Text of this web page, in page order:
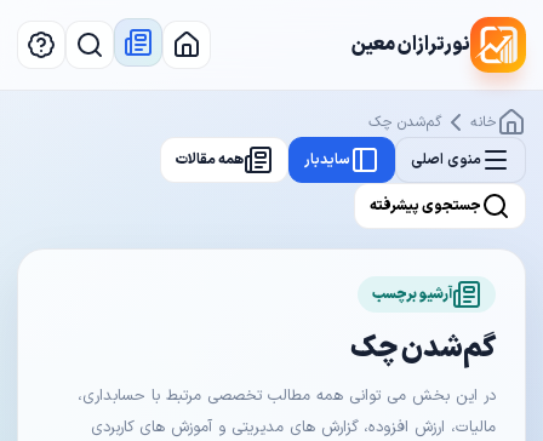
نورترازان معین
خانه
گم‌شدن چک
منوی اصلی
سایدبار همه مقالات
جستجوی پیشرفته
آرشیو برچسب
گم‌شدن چک
در این بخش می توانی همه مطالب تخصصی مرتبط با حسابداری،
مالیات، ارزش افزوده، گزارش های مدیریتی و آموزش های کاربردی